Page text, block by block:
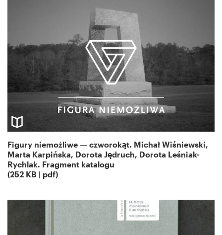
Figury niemożliwe — czworokąt. Michał Wiśniewski,
Marta Karpińska, Dorota Jędruch, Dorota Leśniak-
Rychlak. Fragment katalogu
(252 KB | pdf)